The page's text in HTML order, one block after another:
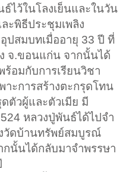
ไว้ในโลงเย็นและในวัน
ะพิธีประชุมเพลิง
ปสมบทเมื่ออายุ 33 ปี ที่
จ.ขอนแก่น จากนั้นได้
ร้อมกับการเรียนวิชา
าะการสร้างตะกรุดโทน
ตัวผู้และตัวเมีย มี
หลวงปู่พันธ์ได้ไปจำ
วัดบ้านทรัพย์สมบูรณ์
กนั้นได้กลับมาจำพรรษา